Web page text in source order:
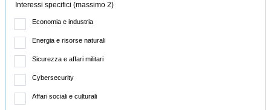
Interessi specifici (massimo 2)
Economia e industria
Energia e risorse naturali
Sicurezza e affari militari
Cybersecurity
Affari sociali e culturali